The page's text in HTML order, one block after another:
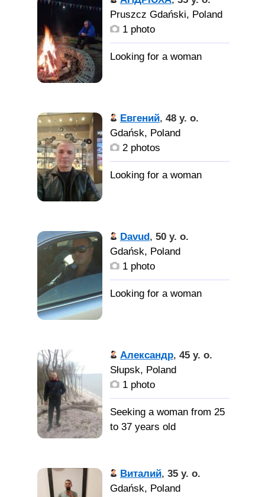
Pruszcz Gdański, Poland
1 photo
Евгений, 48 y. o.
Gdańsk, Poland
2 photos
Davud, 50 y. o.
Gdańsk, Poland
1 photo
Александр, 45 y. o.
Słupsk, Poland
1 photo
Seeking a woman from 25
to 37 years old
Виталий, 35 y. o.
Gdańsk, Poland